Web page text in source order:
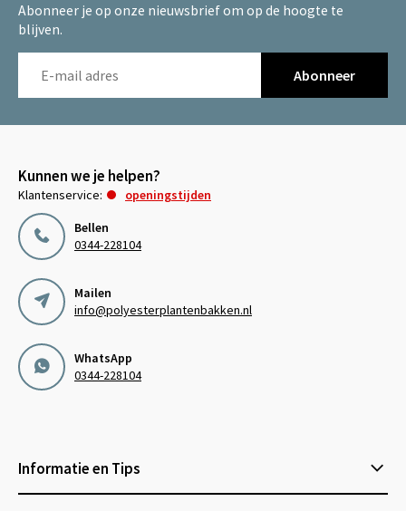
Abonneer je op onze nieuwsbrief om op de hoogte te
blijven.
Abonneer
Kunnen we je helpen?
Klantenservice:
openingstijden
Bellen
0344-228104
Mailen
info@polyesterplantenbakken.nl
WhatsApp
0344-228104
Informatie en Tips